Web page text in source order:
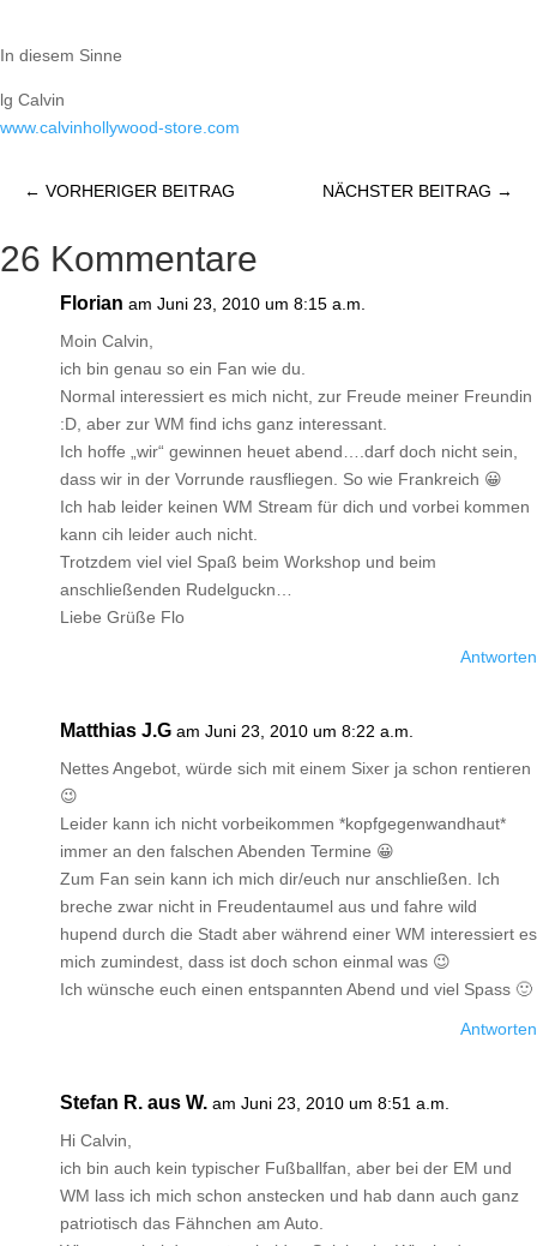
In diesem Sinne
lg Calvin
www.calvinhollywood-store.com
← VORHERIGER BEITRAG NÄCHSTER BEITRAG →
26 Kommentare
Florian am Juni 23, 2010 um 8:15 a.m.
Moin Calvin,
ich bin genau so ein Fan wie du.
Normal interessiert es mich nicht, zur Freude meiner Freundin
:D, aber zur WM find ichs ganz interessant.
Ich hoffe „wir“ gewinnen heuet abend….darf doch nicht sein,
dass wir in der Vorrunde rausfliegen. So wie Frankreich 😀
Ich hab leider keinen WM Stream für dich und vorbei kommen
kann cih leider auch nicht.
Trotzdem viel viel Spaß beim Workshop und beim
anschließenden Rudelguckn…
Liebe Grüße Flo
Antworten
Matthias J.G am Juni 23, 2010 um 8:22 a.m.
Nettes Angebot, würde sich mit einem Sixer ja schon rentieren
😉
Leider kann ich nicht vorbeikommen *kopfgegenwandhaut*
immer an den falschen Abenden Termine 😀
Zum Fan sein kann ich mich dir/euch nur anschließen. Ich
breche zwar nicht in Freudentaumel aus und fahre wild
hupend durch die Stadt aber während einer WM interessiert es
mich zumindest, dass ist doch schon einmal was 😉
Ich wünsche euch einen entspannten Abend und viel Spass 🙂
Antworten
Stefan R. aus W. am Juni 23, 2010 um 8:51 a.m.
Hi Calvin,
ich bin auch kein typischer Fußballfan, aber bei der EM und
WM lass ich mich schon anstecken und hab dann auch ganz
patriotisch das Fähnchen am Auto.